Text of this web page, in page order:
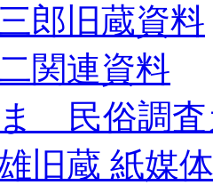
郎旧蔵資料
関連資料
民俗調査
旧蔵 紙媒